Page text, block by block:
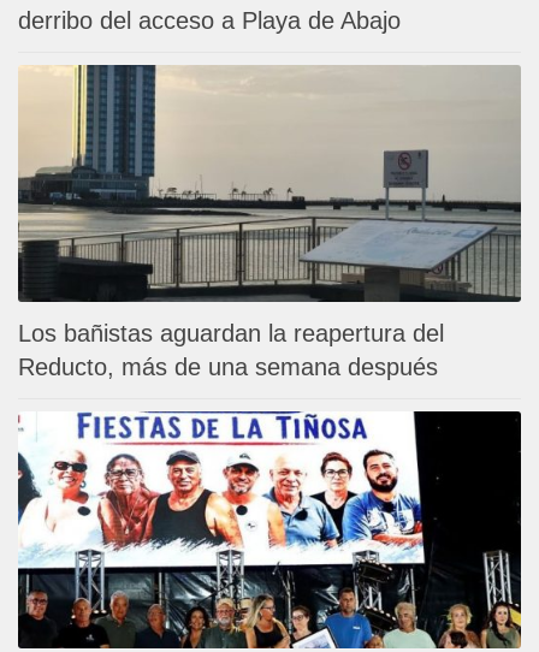
derribo del acceso a Playa de Abajo
Los bañistas aguardan la reapertura del
Reducto, más de una semana después